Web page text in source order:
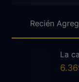
Recién
La